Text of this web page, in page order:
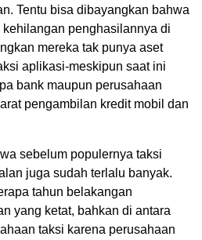
Tentu bisa dibayangkan bahwa
penghasilannya di
mereka tak punya aset
aplikasi-meskipun saat ini
bank maupun perusahaan
pengambilan kredit mobil dan
sebelum populernya taksi
juga sudah terlalu banyak.
tahun belakangan
yang ketat, bahkan di antara
taksi karena perusahaan